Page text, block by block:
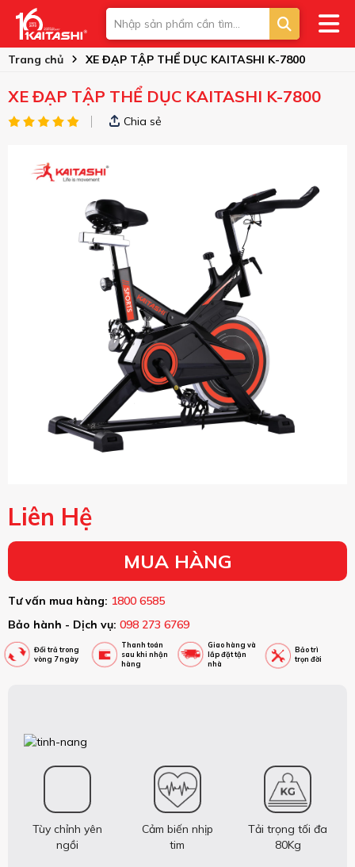
Trang chủ XE ĐẠP TẬP THỂ DỤC KAITASHI K-7800
XE ĐẠP TẬP THỂ DỤC KAITASHI K-7800
Chia sẻ
Liên Hệ
MUA HÀNG
Tư vấn mua hàng: 1800 6585
Bảo hành - Dịch vụ: 098 273 6769
Đổi trả trong
vòng 7 ngày
Thanh toán
sau khi nhận
hàng
Giao hàng và
lắp đặt tận
nhà
Bảo trì
trọn đời
Tùy chỉnh yên
ngồi
Cảm biến nhịp
tim
Tải trọng tối đa
80Kg